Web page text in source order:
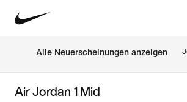
Alle Neuerscheinungen anzeigen
Air Jordan 1 Mid